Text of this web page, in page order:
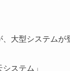
大型システム
ステム」